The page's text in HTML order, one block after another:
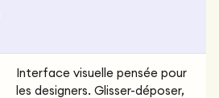
Interface visuelle pensée pour
les designers. Glisser-déposer,